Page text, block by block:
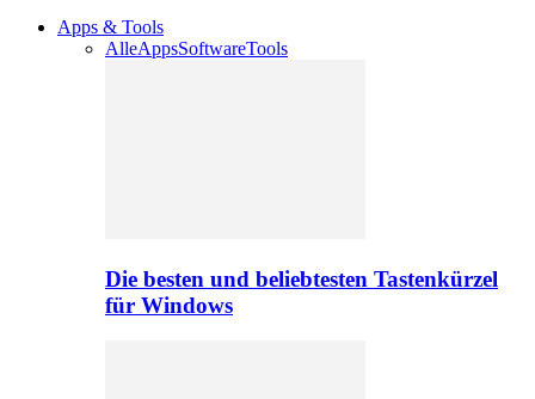
Apps & Tools
AlleAppsSoftwareTools
Die besten und beliebtesten Tastenkürzel
für Windows